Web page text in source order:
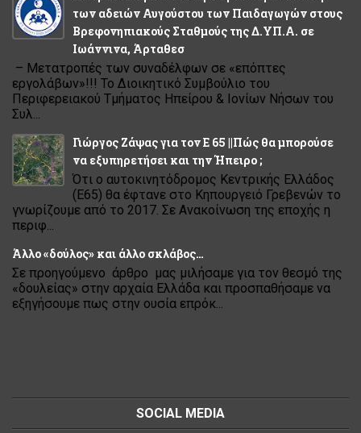
των αδειών Αυγούστου των Παιδαγωγών στους
Βρεφονηπιακούς Σταθμούς της Δ.ΥΠ.Α. σε
Ιωάννινα, Άρταθεσ
– Μετατροπές των συναδέλφων σε «επόπτες
εργολάβων»!!! Το Διοικητικό Συμβούλιο του
Περιφερειακού Τμήματος Ηπείρου & Ιονίων Νήσων του
Συλ...
Γιώργος Ζάψας για τον Ε 65 ||Πώς θα μπορούσε
να εξυπηρετήσει και την Ήπειρο ;
Ότι ο αυτοκινητόδρομος Κεντρικής Ελλάδος
(Ε65) θα έφτανε στο Κηπουργειό Γρεβενών το
γνωρίζουμε από το 2017. Σε Ανακοίνωση της εποχής η
περιφ...
Άλλο «δούλος» και άλλο σκλάβος…
Σε προηγούμενο άρθρο μας μιλήσαμε για τον θεσμό της
«δουλείας» στην αρχαία Ελλάδα και προσπαθήσαμε να
εξηγήσουμε πως στην ουσία επρόκ...
SOCIAL MEDIA